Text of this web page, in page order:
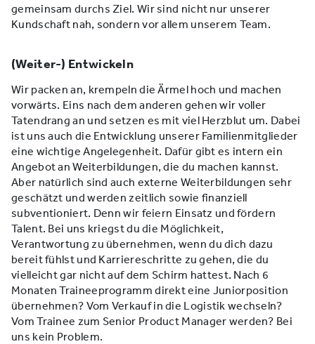
gemeinsam durchs Ziel. Wir sind nicht nur unserer
Kundschaft nah, sondern vor allem unserem Team.
(Weiter-) Entwickeln
Wir packen an, krempeln die Ärmel hoch und machen
vorwärts. Eins nach dem anderen gehen wir voller
Tatendrang an und setzen es mit viel Herzblut um. Dabei
ist uns auch die Entwicklung unserer Familienmitglieder
eine wichtige Angelegenheit. Dafür gibt es intern ein
Angebot an Weiterbildungen, die du machen kannst.
Aber natürlich sind auch externe Weiterbildungen sehr
geschätzt und werden zeitlich sowie finanziell
subventioniert. Denn wir feiern Einsatz und fördern
Talent. Bei uns kriegst du die Möglichkeit,
Verantwortung zu übernehmen, wenn du dich dazu
bereit fühlst und Karriereschritte zu gehen, die du
vielleicht gar nicht auf dem Schirm hattest. Nach 6
Monaten Traineeprogramm direkt eine Juniorposition
übernehmen? Vom Verkauf in die Logistik wechseln?
Vom Trainee zum Senior Product Manager werden? Bei
uns kein Problem.